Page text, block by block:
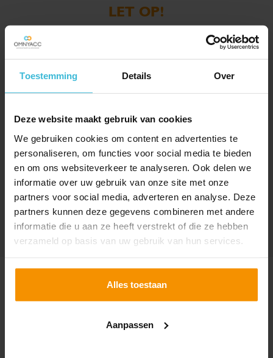
Toestemming Details Over
Deze website maakt gebruik van cookies
We gebruiken cookies om content en advertenties te
personaliseren, om functies voor social media te bieden
en om ons websiteverkeer te analyseren. Ook delen we
informatie over uw gebruik van onze site met onze
partners voor social media, adverteren en analyse. Deze
partners kunnen deze gegevens combineren met andere
informatie die u aan ze heeft verstrekt of die ze hebben
verzameld op basis van uw gebruik van hun services.
Alles toestaan
Aanpassen
LET OP!
In deze casus loopt inmiddels hoger beroep bij een
DELEN
SPECIAAL VOOR JOU!
UITGELICHT